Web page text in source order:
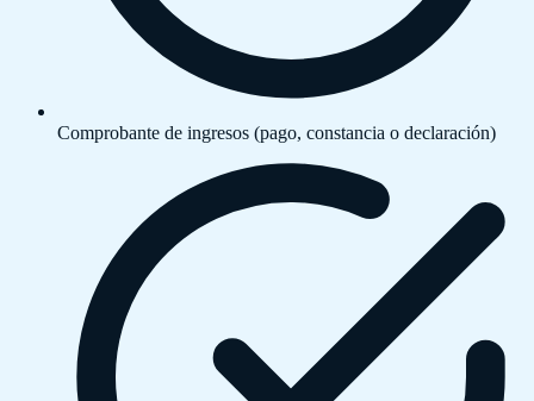
Comprobante de ingresos (pago, constancia o declaración)